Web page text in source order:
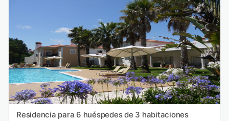
Residencia para 6 huéspedes de 3 habitaciones